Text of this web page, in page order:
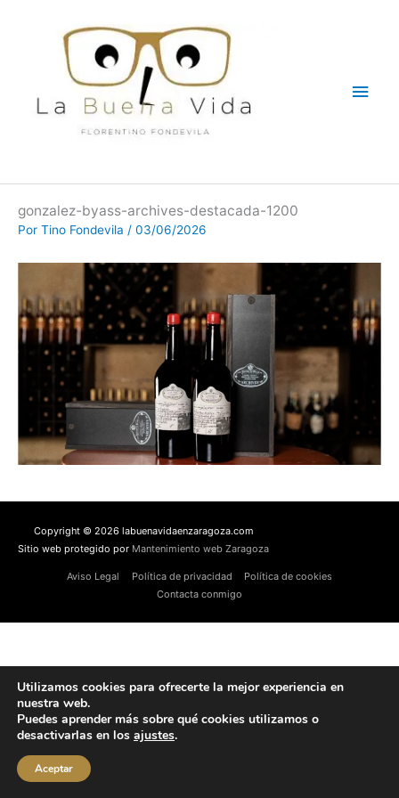
gonzalez-byass-archives-destacada-1200
Por Tino Fondevila / 03/06/2026
Copyright © 2026 labuenavidaenzaragoza.com
Sitio web protegido por Mantenimiento web Zaragoza
Aviso Legal Política de privacidad
Política de cookies
Contacta conmigo
Utilizamos cookies para ofrecerte la mejor experiencia en
nuestra web.
Puedes aprender más sobre qué cookies utilizamos o
desactivarlas en los ajustes.
Aceptar